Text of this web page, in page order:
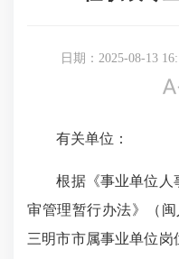
日期：2025-08-13
有关单位：
根据《事业单位人
审管理暂行办法》（
三明市市属事业单位